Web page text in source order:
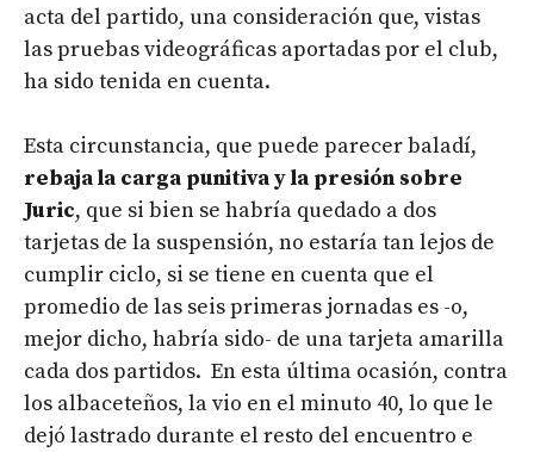
acta del partido, una consideración que, vistas
las pruebas videográficas aportadas por el club,
ha sido tenida en cuenta.
Esta circunstancia, que puede parecer baladí,
rebaja la carga punitiva y la presión sobre
Juric, que si bien se habría quedado a dos
tarjetas de la suspensión, no estaría tan lejos de
cumplir ciclo, si se tiene en cuenta que el
promedio de las seis primeras jornadas es -o,
mejor dicho, habría sido- de una tarjeta amarilla
cada dos partidos. En esta última ocasión, contra
los albaceteños, la vio en el minuto 40, lo que le
dejó lastrado durante el resto del encuentro e